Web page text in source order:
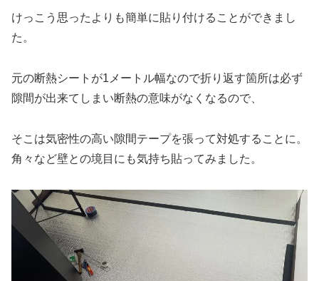
けっこう思ったよりも簡単に貼り付けることができまし
た。
元の断熱シートが1メートル幅なので折り返す箇所は必ず
隙間が出来てしまい断熱の意味がなくなるので、
そこは気密性の高い隙間テープを張って対処することに。
角々など壁との境目にも気持ち貼ってみました。